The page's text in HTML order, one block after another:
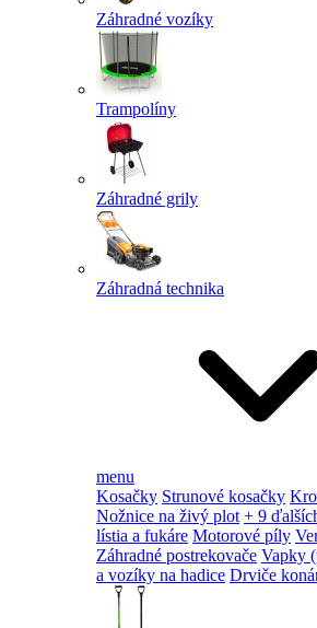
Záhradné vozíky
Trampolíny
Záhradné grily
Záhradná technika
menu
Kosačky Strunové kosačky
Nožnice na živý plot + 9
lístia a fukáre Motorové píly
Záhradné postrekovače Vapky
a vozíky na hadice Drviče